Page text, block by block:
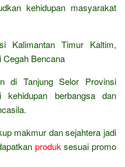
kehidupan masyarakat
Kalimantan Timur Kaltim,
Cegah Bencana
di Tanjung Selor Provinsi
berbangsa dan
makmur dan sejahtera jadi
produk sesuai promo